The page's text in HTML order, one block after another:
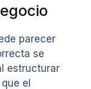
parecer
se
estructurar
el